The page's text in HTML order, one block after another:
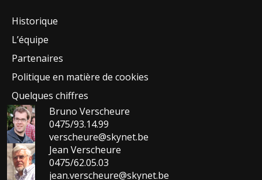
Historique
L’équipe
Partenaires
Politique en matière de cookies
Quelques chiffres
Bruno Verscheure
0475/93.14.99
verscheure@skynet.be
Jean Verscheure
0475/62.05.03
jean.verscheure@skynet.be